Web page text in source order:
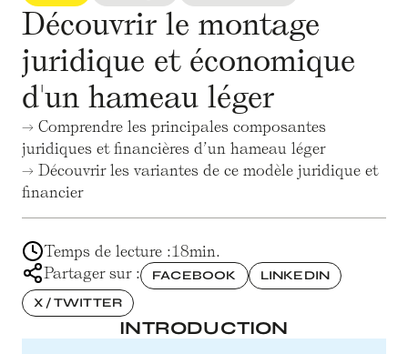
Découvrir le montage
juridique et économique
d'un hameau léger
→ Comprendre les principales composantes
juridiques et financières d’un hameau léger
→ Découvrir les variantes de ce modèle juridique et
financier
Temps de lecture :18min.
Partager sur :
FACEBOOK
LINKEDIN
X / TWITTER
INTRODUCTION